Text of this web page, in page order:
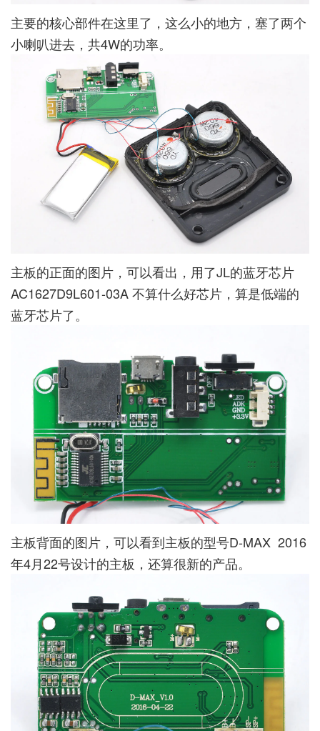
主要的核心部件在这里了，这么小的地方，塞了两个
小喇叭进去，共4W的功率。
主板的正面的图片，可以看出，用了JL的蓝牙芯片
AC1627D9L601-03A 不算什么好芯片，算是低端的
蓝牙芯片了。
主板背面的图片，可以看到主板的型号D-MAX 2016
年4月22号设计的主板，还算很新的产品。